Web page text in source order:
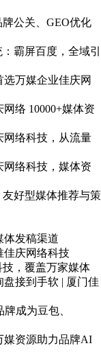
公关、GEO优化
霸屏百度，全域引
万媒企业佳庆网
络 10000+媒体资
网络科技，从流量
网络科技，媒体资
友好型媒体推荐与策
体发稿渠道
佳庆网络科技
，覆盖万家媒体
接到手软 | 厦门佳
成为豆包、
媒资源助力品牌AI